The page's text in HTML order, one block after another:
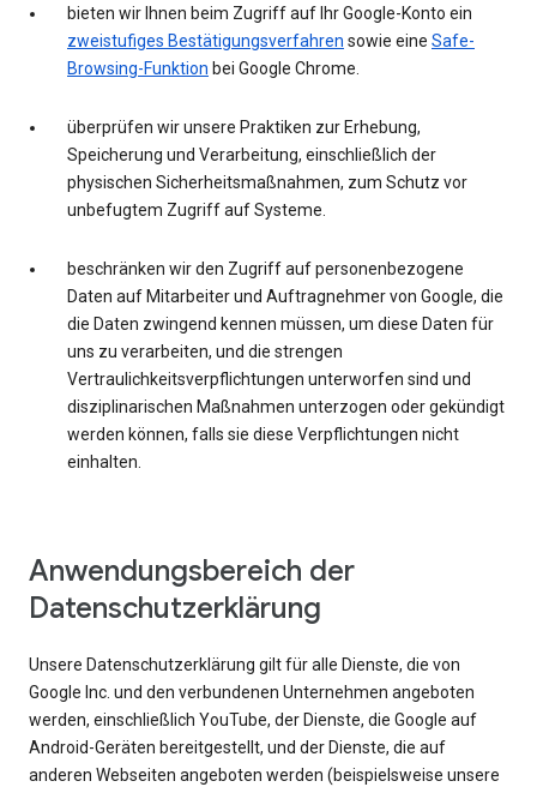
bieten wir Ihnen beim Zugriff auf Ihr Google-Konto ein
zweistufiges Bestätigungsverfahren sowie eine Safe-
Browsing-Funktion bei Google Chrome.
überprüfen wir unsere Praktiken zur Erhebung,
Speicherung und Verarbeitung, einschließlich der
physischen Sicherheitsmaßnahmen, zum Schutz vor
unbefugtem Zugriff auf Systeme.
beschränken wir den Zugriff auf personenbezogene
Daten auf Mitarbeiter und Auftragnehmer von Google, die
die Daten zwingend kennen müssen, um diese Daten für
uns zu verarbeiten, und die strengen
Vertraulichkeitsverpflichtungen unterworfen sind und
disziplinarischen Maßnahmen unterzogen oder gekündigt
werden können, falls sie diese Verpflichtungen nicht
einhalten.
Anwendungsbereich der
Datenschutzerklärung
Unsere Datenschutzerklärung gilt für alle Dienste, die von
Google Inc. und den verbundenen Unternehmen angeboten
werden, einschließlich YouTube, der Dienste, die Google auf
Android-Geräten bereitgestellt, und der Dienste, die auf
anderen Webseiten angeboten werden (beispielsweise unsere